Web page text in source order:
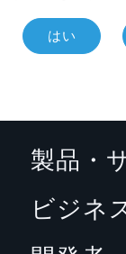
はい
製品・
ビジネ